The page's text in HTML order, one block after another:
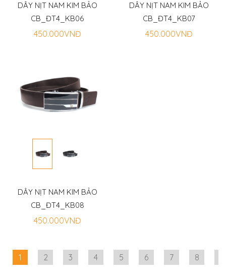
DÂY NỊT NAM KIM BẢO
CB_ĐT4_KB06
450.000VNĐ
DÂY NỊT NAM KIM BẢO
CB_ĐT4_KB07
450.000VNĐ
DÂY NỊT NAM KIM BẢO
CB_ĐT4_KB08
450.000VNĐ
1 2 3 4 5 6 7 8